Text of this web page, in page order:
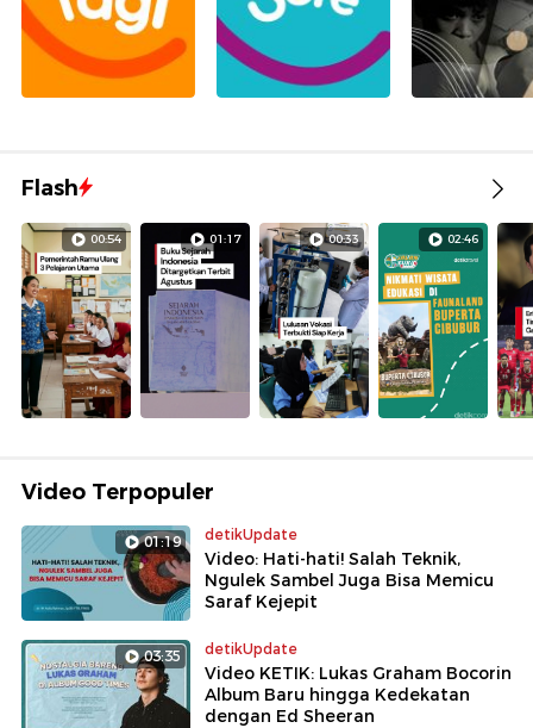
Flash
00:54 01:17 00:33 02:46
Video Terpopuler
01:19 detikUpdate
Video: Hati-hati! Salah Teknik,
Ngulek Sambel Juga Bisa Memicu
Saraf Kejepit
03:35 detikUpdate
Video KETIK: Lukas Graham Bocorin
Album Baru hingga Kedekatan
dengan Ed Sheeran